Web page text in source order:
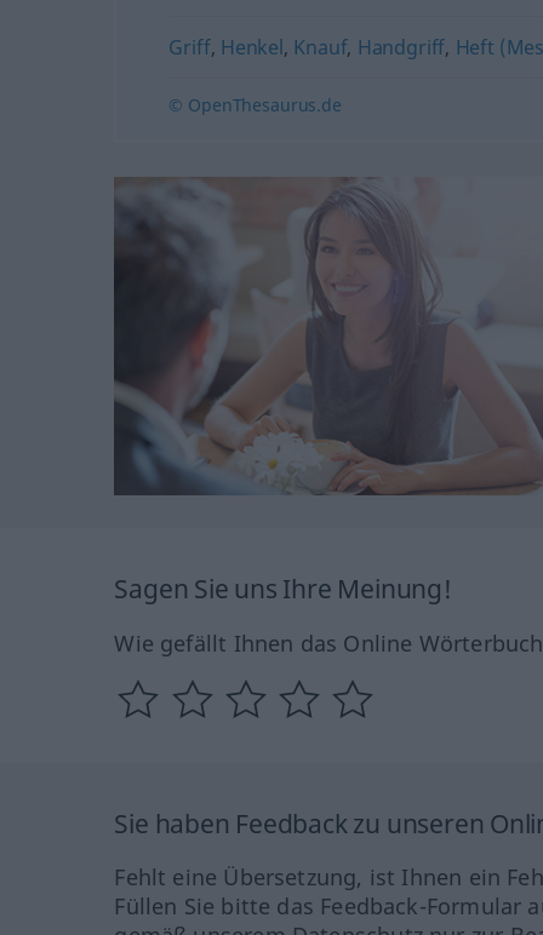
Griff, Henkel, Knauf, Handgriff, Heft
© OpenThesaurus.de
Sagen Sie uns Ihre Meinung!
Wie gefällt Ihnen das Online
Sie haben Feedback zu unseren
Fehlt eine Übersetzung, ist Ihnen ein
Füllen Sie bitte das Feedback-Formular